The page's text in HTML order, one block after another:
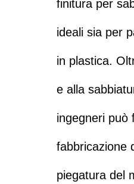
finitura per
ideali sia per
in plastica.
e alla
ingegneri può
fabbricazione
piegatura del